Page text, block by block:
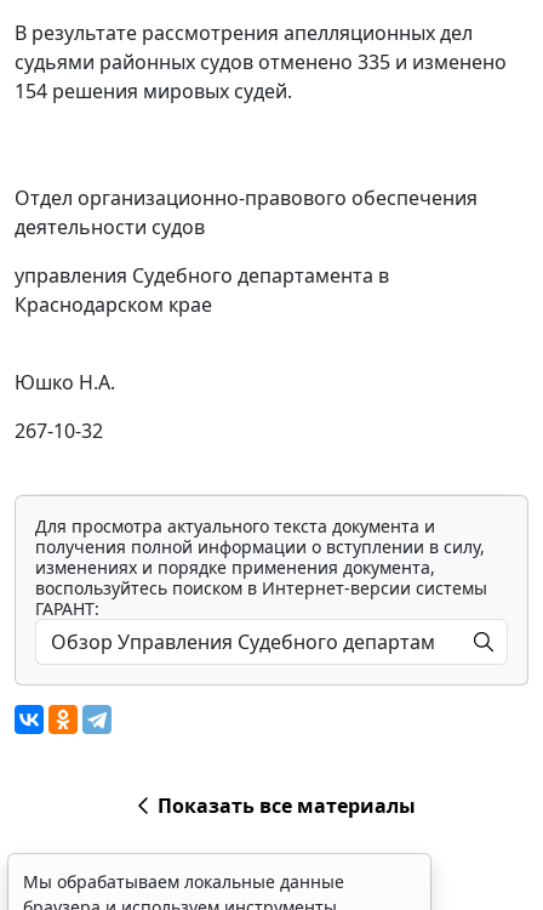
В результате рассмотрения апелляционных дел
судьями районных судов отменено 335 и изменено
154 решения мировых судей.
Отдел организационно-правового обеспечения
деятельности судов
управления Судебного департамента в
Краснодарском крае
Юшко Н.А.
267-10-32
Для просмотра актуального текста документа и
получения полной информации о вступлении в силу,
изменениях и порядке применения документа,
воспользуйтесь поиском в Интернет-версии системы
ГАРАНТ:
Показать все материалы
Мы обрабатываем локальные данные